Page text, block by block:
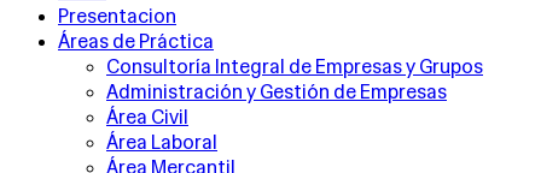
Presentacion
Áreas de Práctica
Consultoría Integral de Empresas y Grupos
Administración y Gestión de Empresas
Área Civil
Área Laboral
Área Mercantil